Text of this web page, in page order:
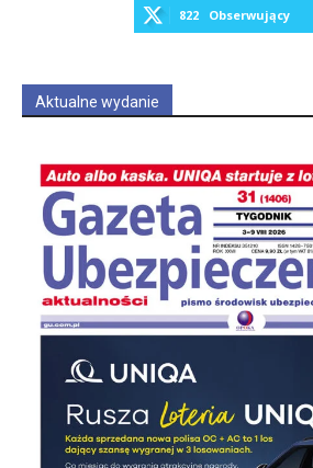
822 Obserwujący
Aktualne wydanie